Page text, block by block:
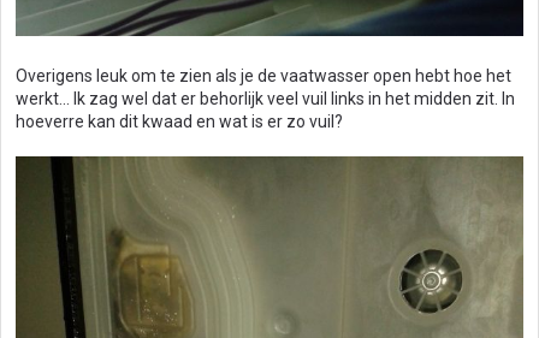
Overigens leuk om te zien als je de vaatwasser open hebt hoe het
werkt... Ik zag wel dat er behorlijk veel vuil links in het midden zit. In
hoeverre kan dit kwaad en wat is er zo vuil?